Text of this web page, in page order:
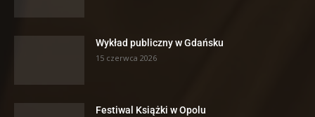
Wykład publiczny w Gdańsku
15 czerwca 2026
Festiwal Książki w Opolu